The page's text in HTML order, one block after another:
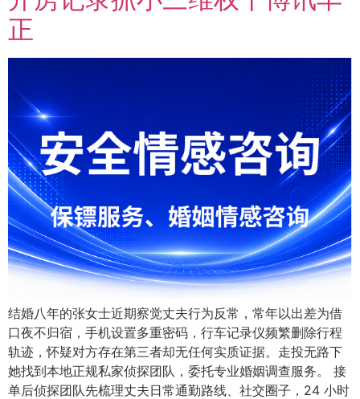
正
结婚八年的张女士近期察觉丈夫行为反常，常年以出差为借
口夜不归宿，手机设置多重密码，行车记录仪频繁删除行程
轨迹，怀疑对方存在第三者却无任何实质证据。走投无路下
她找到本地正规私家侦探团队，委托专业婚姻调查服务。 接
单后侦探团队先梳理丈夫日常通勤路线、社交圈子，24 小时